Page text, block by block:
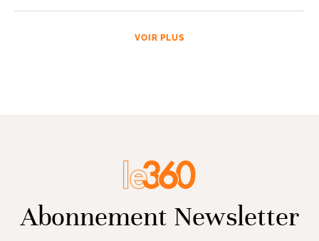
VOIR PLUS
Abonnement Newsletter